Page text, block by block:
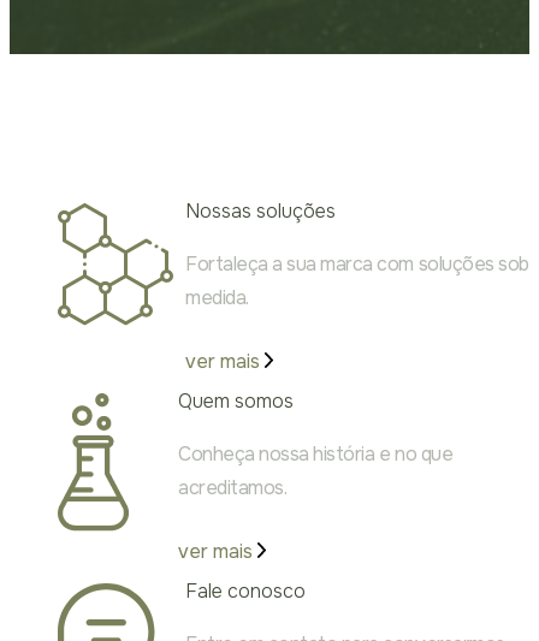
Nossas soluções
Fortaleça a sua marca com soluções sob
medida.
ver mais
Quem somos
Conheça nossa história e no que
acreditamos.
ver mais
Fale conosco